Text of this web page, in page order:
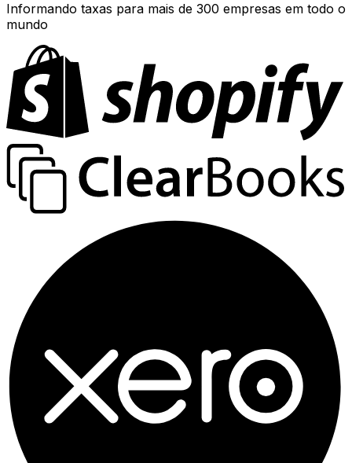
Informando taxas para mais de 300 empresas em todo o
mundo